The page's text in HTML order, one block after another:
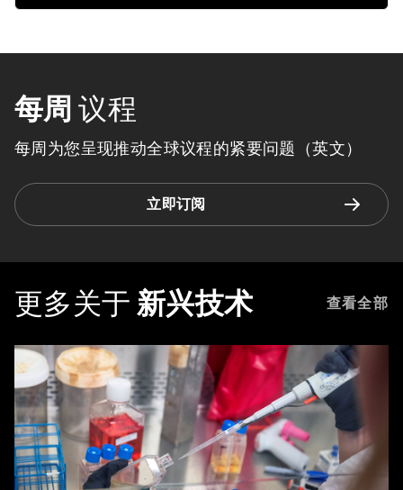
每周 议程
每周为您呈现推动全球议程的紧要问题（英文）
立即订阅
更多关于 新兴技术 查看全部